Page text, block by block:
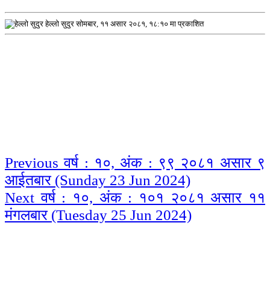
हेल्लो सुदुर सोमबार, ११ असार २०८१, १८:१० मा प्रकाशित
Continue
Reading
Previous वर्ष : १०, अंक : ९९ २०८१ असार ९
आईतबार (Sunday 23 Jun 2024)
Next वर्ष : १०, अंक : १०१ २०८१ असार ११
मंगलबार (Tuesday 25 Jun 2024)